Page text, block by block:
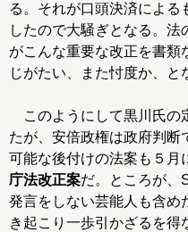
る。それが口頭決済による
したので大騒ぎとなる。法
がこんな重要な改正を書類
じがたい、また忖度か、と
このようにして黒川氏の
たが、安倍政権は政府判断
可能な後付けの法案も５月
庁法改正案だ。ところが、
発言をしない芸能人も含め
き起こり一歩引かざるを得